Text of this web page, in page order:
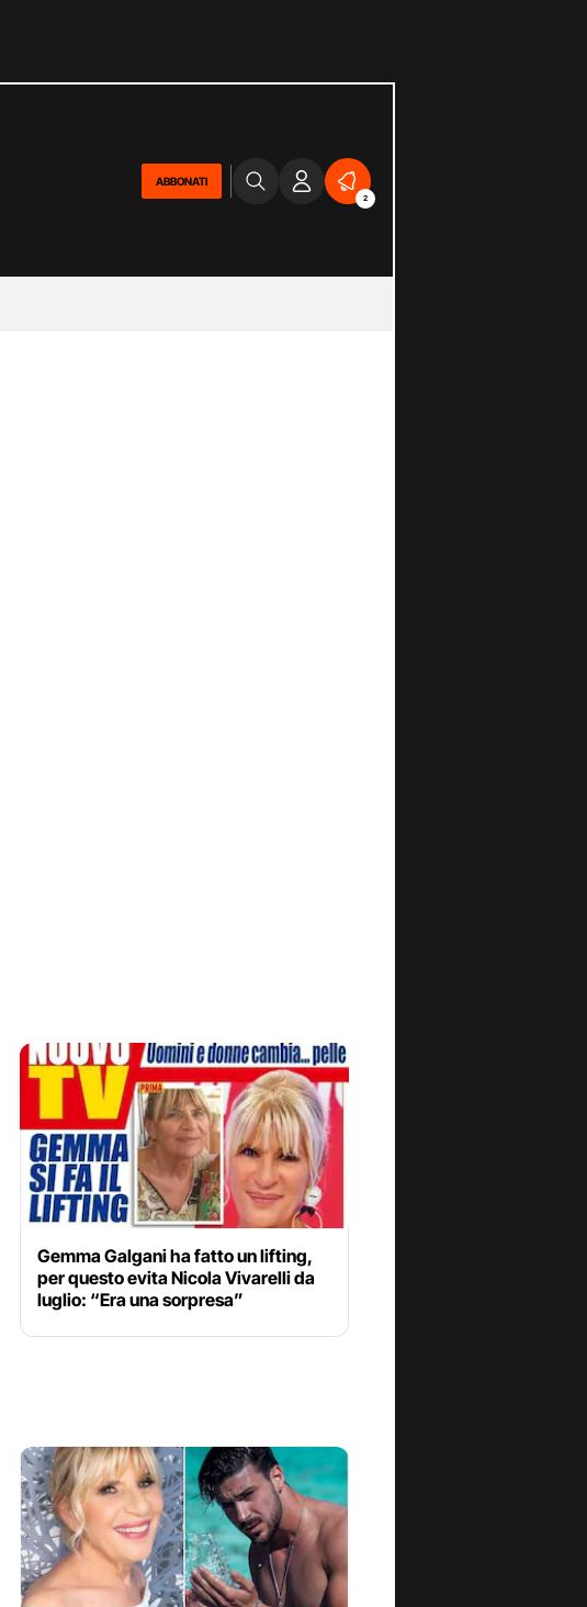
ABBONATI
2
Gemma Galgani ha fatto un lifting,
per questo evita Nicola Vivarelli da
luglio: “Era una sorpresa”